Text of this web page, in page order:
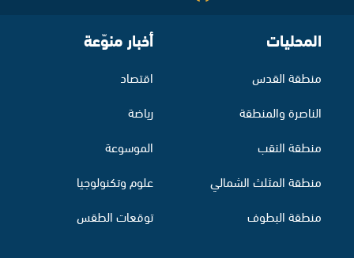
المحليات
منطقة القدس
الناصرة والمنطقة
منطقة النقب
منطقة المثلث الشمالي
منطقة البطوف
أخبار منوّعة
اقتصاد
رياضة
الموسوعة
علوم وتكنولوجيا
توقعات الطقس